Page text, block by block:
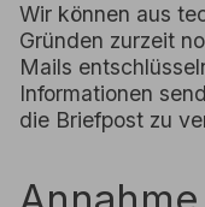
Wir können aus
Gründen zurzeit
Mails
Informationen
die Briefpost zu